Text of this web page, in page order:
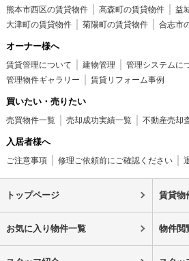
熊本市西区の賃貸物件
高森町の賃貸物件
益
大津町の賃貸物件
菊陽町の賃貸物件 合志市
オーナー様へ
賃貸管理について 建物管理 管理システムに
管理物件ギャラリー
賃貸リフォーム事例
買いたい・売りたい
売買物件一覧 売却成功実績一覧 不動産売却
入居者様へ
ご注意事項 修理ご依頼前にご確認ください
トップページ 賃貸物
お気に入り物件一覧 物件閲